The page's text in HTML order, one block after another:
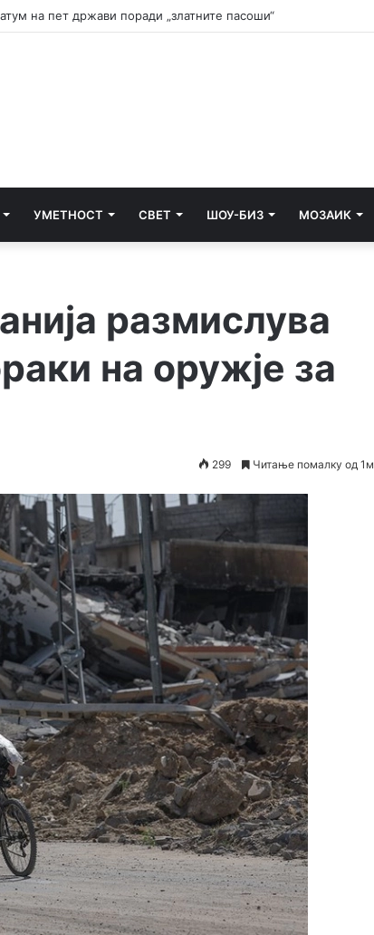
судењето за убиството на Тупак Шакур
УМЕТНОСТ СВЕТ ШОУ-БИЗ МОЗАИК
размислува
на оружје за
299 Читање помалку од 1м